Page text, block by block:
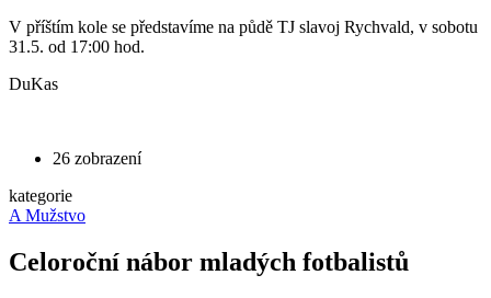
V příštím kole se představíme na půdě TJ slavoj Rychvald, v sobotu
31.5. od 17:00 hod.
DuKas
26 zobrazení
kategorie
A Mužstvo
Celoroční nábor mladých fotbalistů